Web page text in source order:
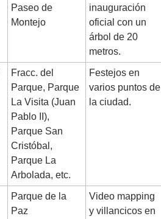
Paseo de
Montejo
inauguración
oficial con un
árbol de 20
metros.
Fracc. del
Parque, Parque
La Visita (Juan
Pablo II),
Parque San
Cristóbal,
Parque La
Arbolada, etc.
Festejos en
varios puntos de
la ciudad.
Parque de la
Paz
Video mapping
y villancicos en